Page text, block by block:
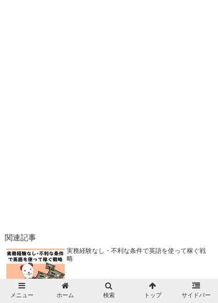
関連記事
実務経験なし・不利な条件で英語を使って稼ぐ戦
略
TOEIC900点は転職に有利：圧倒的スコアのメリッ
メニュー ホーム 検索 トップ サイドバー